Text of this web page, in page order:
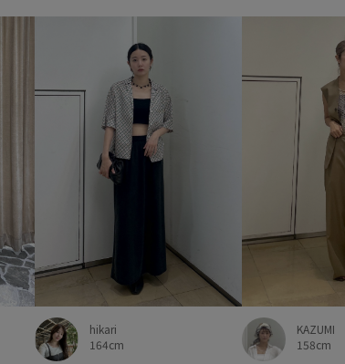
hikari
164cm
KAZUMI
158cm